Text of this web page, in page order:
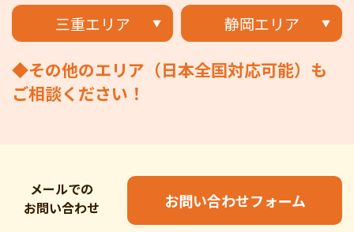
三重エリア 静岡エリア
◆その他のエリア（日本全国対応可能）も
ご相談ください！
メールでの
お問い合わせ
お問い合わせフォーム